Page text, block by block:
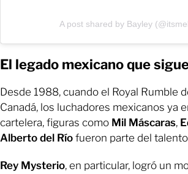
A post shared by Bayley
El legado mexicano que
Desde 1988, cuando el Royal Rumble
Canadá, los luchadores mexicanos ya
cartelera, figuras como Mil Máscaras,
Alberto del Río fueron parte del
Rey Mysterio, en particular, logró un